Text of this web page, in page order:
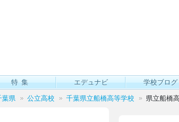
特集 エデュナビ 学校ブログ
葉県 公立高校 千葉県立船橋高等学校 県立船橋